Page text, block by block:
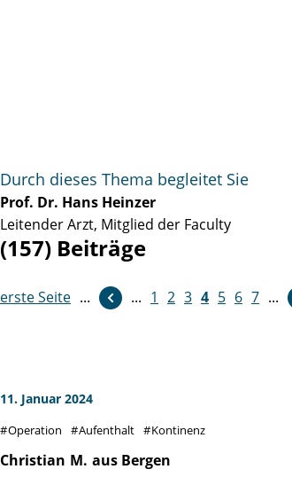
Durch dieses Thema begleitet Sie
Prof. Dr. Hans Heinzer
Leitender Arzt, Mitglied der Faculty
(157) Beiträge
erste Seite ... ... 1 2 3 4 5 6 7 ...
weiter
11. Januar 2024
Operation Aufenthalt Kontinenz
Christian M. aus Bergen